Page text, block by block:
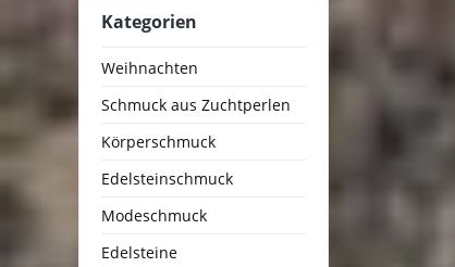
Kategorien
Weihnachten
Schmuck aus Zuchtperlen
Körperschmuck
Edelsteinschmuck
Modeschmuck
Edelsteine